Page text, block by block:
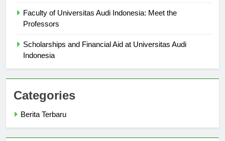
Faculty of Universitas Audi Indonesia: Meet the
Scholarships and Financial Aid at Universitas Audi
Categories